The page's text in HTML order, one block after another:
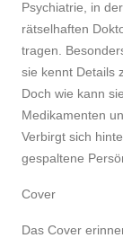
Psychiatrie, in
rätselhaften
tragen.
sie kennt Details
Doch wie kann
Medikamenten
Verbirgt sich
gespaltene
Cover
Das Cover